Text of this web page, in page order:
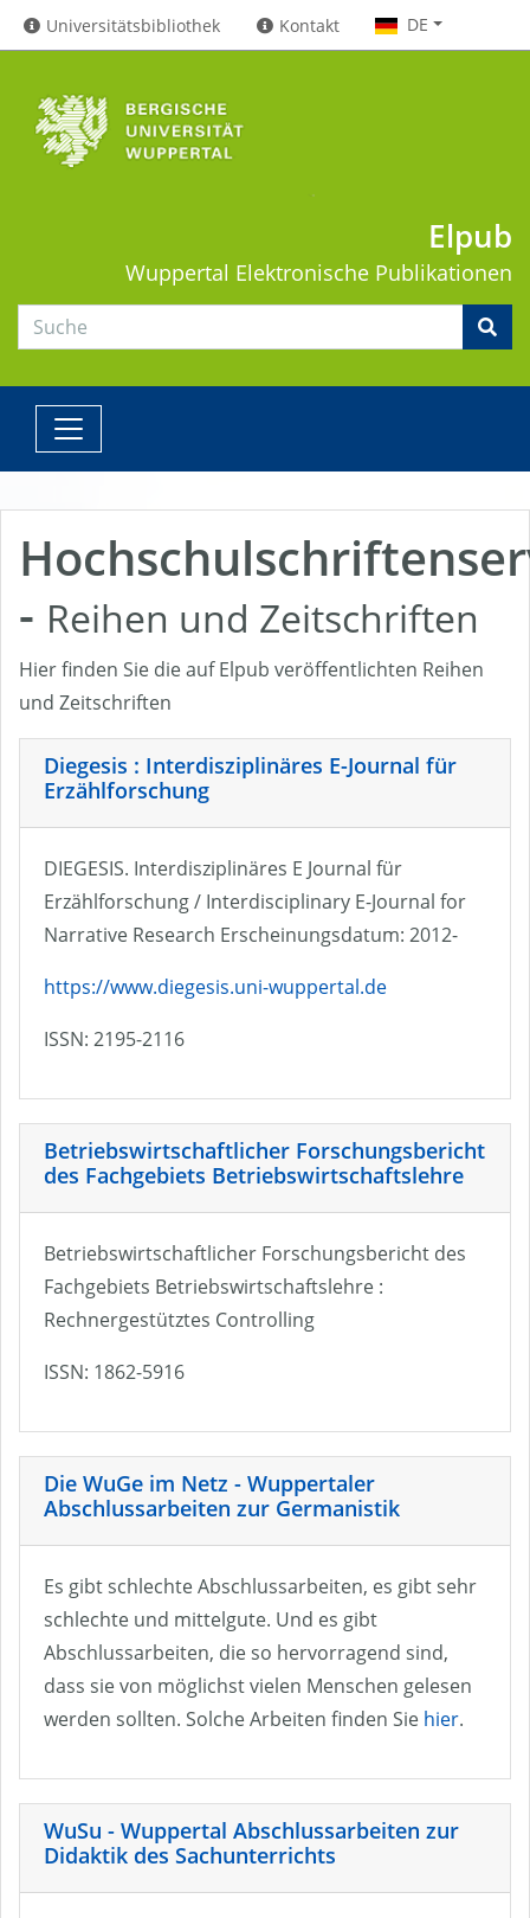
Universitätsbibliothek Kontakt DE
Elpub
Wuppertal Elektronische Publikationen
- Reihen und Zeitschriften
Hier finden Sie die auf Elpub veröffentlichten Reihen
und Zeitschriften
Diegesis : Interdisziplinäres E-Journal für
Erzählforschung
DIEGESIS. Interdisziplinäres E Journal für
Erzählforschung / Interdisciplinary E-Journal for
Narrative Research Erscheinungsdatum: 2012-
https://www.diegesis.uni-wuppertal.de
ISSN: 2195-2116
Betriebswirtschaftlicher Forschungsbericht
des Fachgebiets Betriebswirtschaftslehre
Betriebswirtschaftlicher Forschungsbericht des
Fachgebiets Betriebswirtschaftslehre :
Rechnergestütztes Controlling
ISSN: 1862-5916
Die WuGe im Netz - Wuppertaler
Abschlussarbeiten zur Germanistik
Es gibt schlechte Abschlussarbeiten, es gibt sehr
schlechte und mittelgute. Und es gibt
Abschlussarbeiten, die so hervorragend sind,
dass sie von möglichst vielen Menschen gelesen
werden sollten. Solche Arbeiten finden Sie hier.
WuSu - Wuppertal Abschlussarbeiten zur
Didaktik des Sachunterrichts